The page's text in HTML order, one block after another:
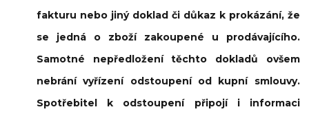
fakturu nebo jiný doklad či důkaz k prokázání, že
se jedná o zboží zakoupené u prodávajícího.
Samotné nepředložení těchto dokladů ovšem
nebrání vyřízení odstoupení od kupní smlouvy.
Spotřebitel k odstoupení připojí i informaci